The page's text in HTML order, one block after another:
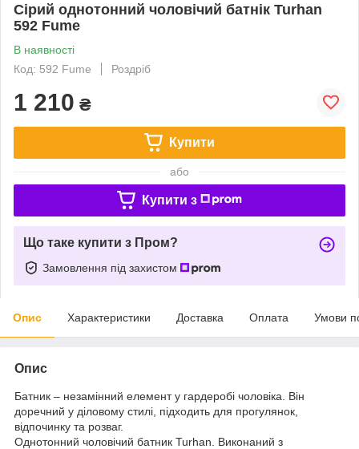
Сірий однотонний чоловічий батнік Turhan
592 Fume
В наявності
Код: 592 Fume
Роздріб
1 210 ₴
Купити
або
Купити з
Що таке купити з Пром?
Замовлення під захистом
Опис Характеристики Доставка Оплата Умови
Опис
Батник – незамінний елемент у гардеробі чоловіка. Він
доречний у діловому стилі, підходить для прогулянок,
відпочинку та розваг.
Однотонний чоловічий батник Turhan. Виконаний з